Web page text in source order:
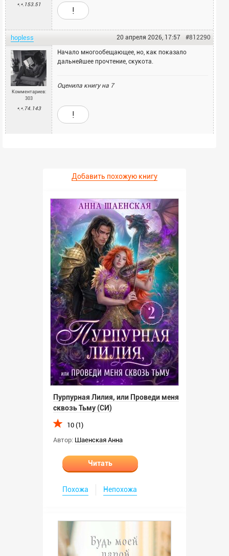
*.*.153.51
!
hopless #812290
20 апреля 2026, 17:57
Комментариев:
303
*.*.74.143
Начало многообещающее, но, как показало
дальнейшее прочтение, скукота.
Оценила книгу на 7
!
Добавить похожую книгу
Пурпурная Лилия, или Проведи меня
сквозь Тьму (СИ)
10 (1)
Автор: Шаенская Анна
Читать
Похожа Непохожа